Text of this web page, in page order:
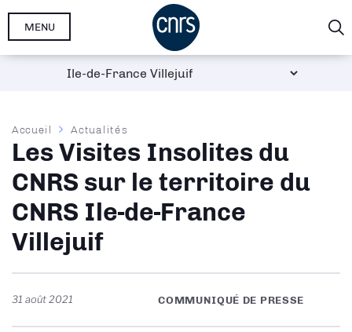
Aller
MENU
Fil
d'Ariane
Accueil Actualités
Les Visites Insolites du
CNRS sur le territoire du
CNRS Ile-de-France
Villejuif
31 août 2021 COMMUNIQUÉ DE PRESSE